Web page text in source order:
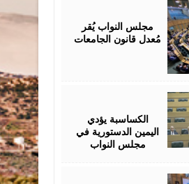
مجلس النواب يُقر
مُعدل قانون الجامعات
الكساسبة يؤدي
اليمين الدستورية في
مجلس النواب